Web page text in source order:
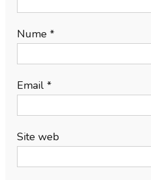
Nume *
Email *
Site web